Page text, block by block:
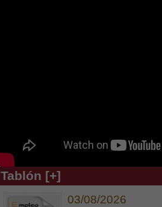
Tablón [+]
03/08/2026